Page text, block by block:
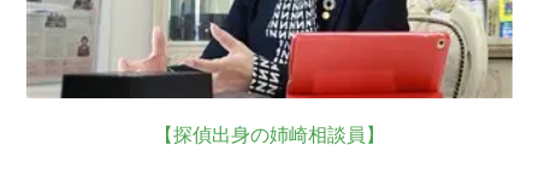
【探偵出身の姉崎相談員】